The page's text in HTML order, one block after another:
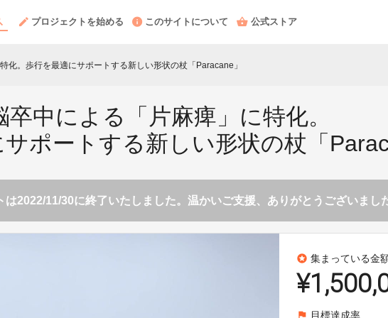
プロジェクトを始める このサイトについて 公式ストア
化。歩行を最適にサポートする新しい形状の杖「Paracane」
卒中による「片麻痺」に特化。
ポートする新しい形状の杖「
は2022/11/30に終了いたしました。温かいご支援、ありがとうございまし
stars 集まっている金
flag 目標達成率